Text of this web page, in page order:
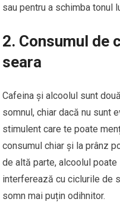
sau pentru a schimba tonul
2. Consumul de
seara
Cafeina și alcoolul sunt
somnul, chiar dacă nu sunt
stimulent care te poate
consumul chiar și la prânz
de altă parte, alcoolul
interferează cu ciclurile de
somn mai puțin odihnitor.